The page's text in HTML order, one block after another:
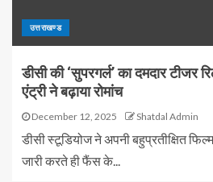
उत्तराखण्ड
डीसी की ‘सुपरगर्ल’ का दमदार टीजर
एंट्री ने बढ़ाया रोमांच
December 12, 2025 Shatdal Admin
डीसी स्टूडियोज ने अपनी बहुप्रतीक्षित
जारी करते ही फैंस के...